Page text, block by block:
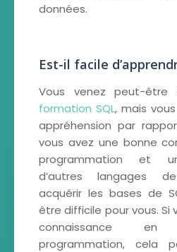
données.
Est-il facile
Vous venez peut-
formation SQL, mais
appréhension par
vous avez une bonne
programmation et
d’autres langages
acquérir les bases de
être difficile pour vous. Si
connaissance
programmation, cela